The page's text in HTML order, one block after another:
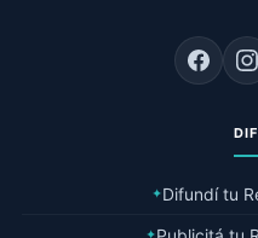
✦Difundí tu
✦